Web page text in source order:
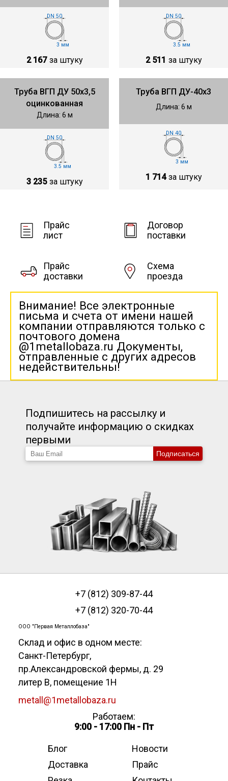
DN 50
3 мм
2 167 за штуку
DN 50
3.5 мм
2 511 за штуку
Труба ВГП ДУ 50х3,5
оцинкованная
Длина: 6 м
DN 50
3.5 мм
3 235 за штуку
Труба ВГП ДУ-40х3
Длина: 6 м
DN 40
3 мм
1 714 за штуку
Прайс
лист
Договор
поставки
Прайс
доставки
Схема
проезда
Внимание! Все электронные
письма и счета от имени нашей
компании отправляются только с
почтового домена
@1metallobaza.ru Документы,
отправленные с других адресов
недействительны!
Подпишитесь на рассылку и
получайте информацию о скидках
первыми
Подписаться
+7 (812) 309-87-44
+7 (812) 320-70-44
ООО "Первая Металлобаза"
Склад и офис в одном месте:
Санкт-Петербург,
пр.Александровской фермы, д. 29
литер В, помещение 1Н
metall@1metallobaza.ru
Работаем:
9:00 - 17:00 Пн - Пт
Блог
Новости
Доставка
Прайс